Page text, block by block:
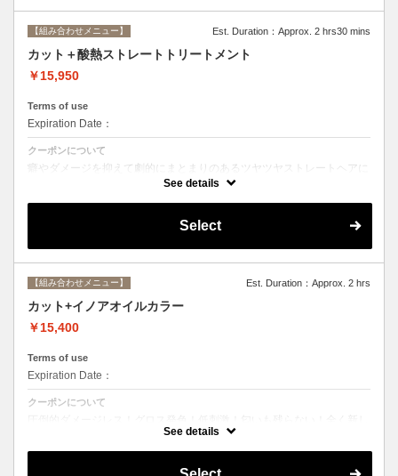
【組み合わせメニュー】 Est. Duration：Approx. 2 hrs30 mins
カット＋酸熱ストレートトリートメント
￥15,950
Terms of use
Expiration Date：
クーポンについて
癖やダメージを抑えて劇的にまとまりのあるツヤツヤストレートヘアに
☆ストレートで痛んだ髪のメンテナンスにも最適。シャンプー、ブロー
See details
Select
【組み合わせメニュー】 Est. Duration：Approx. 2 hrs
カット+イノアオイルカラー
￥15,400
Terms of use
Expiration Date：
クーポンについて
い処方のイノアオイルカラーのセットメニュー☆
See details